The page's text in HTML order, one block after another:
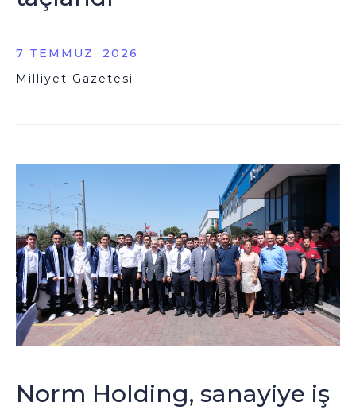
7 TEMMUZ, 2026
Milliyet Gazetesi
Norm Holding, sanayiye iş